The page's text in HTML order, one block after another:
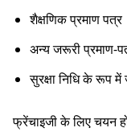
शैक्षणिक प्रमाण पत्र
अन्य जरूरी प्रमाण-
सुरक्षा निधि के रूप
फ्रेंचाइजी के लिए चयन